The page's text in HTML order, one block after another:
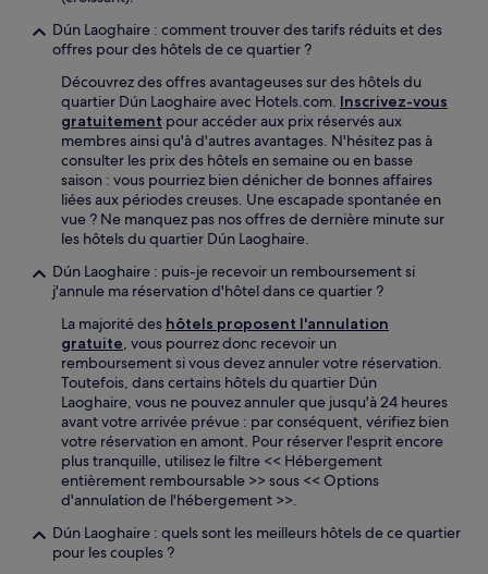
Dún Laoghaire : comment trouver des tarifs réduits et des
offres pour des hôtels de ce quartier ?
Découvrez des offres avantageuses sur des hôtels du
quartier Dún Laoghaire avec Hotels.com. Inscrivez-vous
gratuitement pour accéder aux prix réservés aux
membres ainsi qu'à d'autres avantages. N'hésitez pas à
consulter les prix des hôtels en semaine ou en basse
saison : vous pourriez bien dénicher de bonnes affaires
liées aux périodes creuses. Une escapade spontanée en
vue ? Ne manquez pas nos offres de dernière minute sur
les hôtels du quartier Dún Laoghaire.
Dún Laoghaire : puis-je recevoir un remboursement si
j'annule ma réservation d'hôtel dans ce quartier ?
La majorité des hôtels proposent l'annulation
gratuite, vous pourrez donc recevoir un
remboursement si vous devez annuler votre réservation.
Toutefois, dans certains hôtels du quartier Dún
Laoghaire, vous ne pouvez annuler que jusqu'à 24 heures
avant votre arrivée prévue : par conséquent, vérifiez bien
votre réservation en amont. Pour réserver l'esprit encore
plus tranquille, utilisez le filtre << Hébergement
entièrement remboursable >> sous << Options
d'annulation de l'hébergement >>.
Dún Laoghaire : quels sont les meilleurs hôtels de ce quartier
pour les couples ?